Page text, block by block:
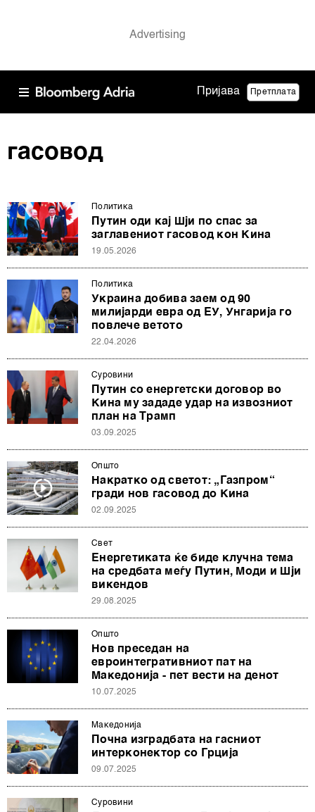
Пријава Претплата
гасовод
Политика
Путин оди кај Шји по спас за
заглавениот гасовод кон Кина
19.05.2026
Политика
Украина добива заем од 90
милијарди евра од ЕУ, Унгарија го
повлече ветото
22.04.2026
Суровини
Путин со енергетски договор во
Кина му зададе удар на извозниот
план на Трамп
03.09.2025
Општо
Накратко од светот: „Газпром“
гради нов гасовод до Кина
02.09.2025
Свет
Енергетиката ќе биде клучна тема
на средбата меѓу Путин, Моди и Шји
викендов
29.08.2025
Општо
Нов преседан на
евроинтегративниот пат на
Македонија - пет вести на денот
10.07.2025
Македонија
Почна изградбата на гасниот
интерконектор со Грција
09.07.2025
Суровини